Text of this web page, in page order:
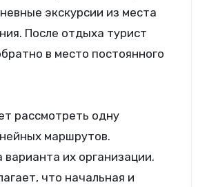
экскурсии из места
После отдыха турист
в место постоянного
рассмотреть одну
маршрутов.
их организации.
что начальная и